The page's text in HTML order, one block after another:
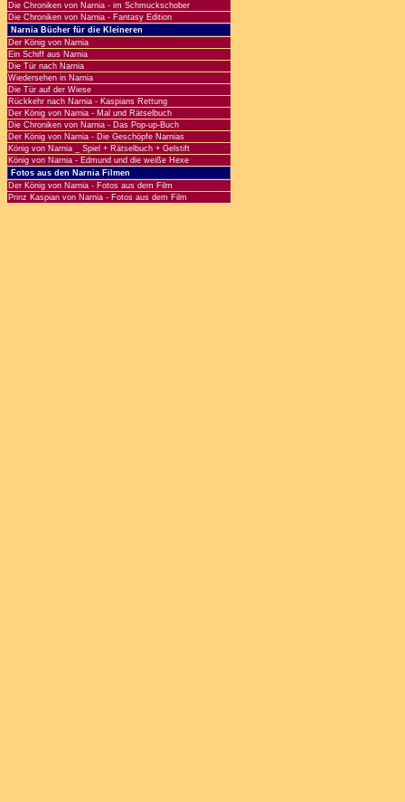
Die Chroniken von Narnia - im Schmuckschober
Die Chroniken von Narnia - Fantasy Edition
Narnia Bücher für die Kleineren
Der König von Narnia
Ein Schiff aus Narnia
Die Tür nach Narnia
Wiedersehen in Narnia
Die Tür auf der Wiese
Rückkehr nach Narnia - Kaspians Rettung
Der König von Narnia - Mal und Rätselbuch
Die Chroniken von Narnia - Das Pop-up-Buch
Der König von Narnia - Die Geschöpfe Narnias
König von Narnia _ Spiel + Rätselbuch + Gelstift
König von Narnia - Edmund und die weiße Hexe
Fotos aus den Narnia Filmen
Der König von Narnia - Fotos aus dem Film
Prinz Kaspian von Narnia - Fotos aus dem Film